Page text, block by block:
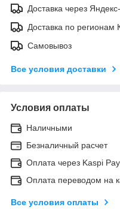
Доставка через
Доставка по регионам
Самовывоз
Все условия доставки
Условия оплаты
Наличными
Безналичный расчет
Оплата через Kaspi Pay
Оплата переводом на
Все условия оплаты